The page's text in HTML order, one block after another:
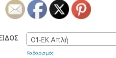
01-ΕΚ Απλή
Καθαρισμός